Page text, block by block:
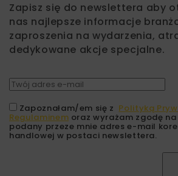
Zapisz się do newslettera aby
nas najlepsze informacje
zaproszenia na wydarzenia,
dedykowane akcje specjalne.
Zapoznałam/em się z Polityką
Regulaminem oraz wyrażam zgodę
podany przeze mnie adres e-mail
handlowej w postaci newslettera.